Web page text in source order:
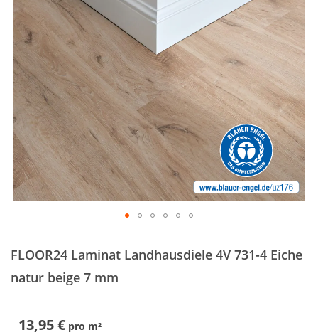
der
Bildergalerie
springen
FLOOR24 Laminat Landhausdiele 4V 731-4 Eiche
natur beige 7 mm
13,95 € pro m²